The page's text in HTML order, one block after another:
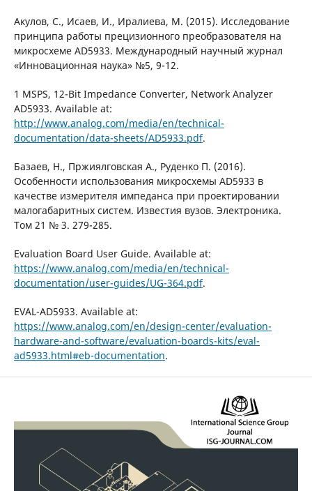
Акулов, С., Исаев, И., Иралиева, М. (2015). Исследование
принципа работы прецизионного преобразователя на
микросхеме AD5933. Международный научный журнал
«Инновационная наука» №5, 9-12.
1 MSPS, 12-Bit Impedance Converter, Network Analyzer
AD5933. Available at:
http://www.analog.com/media/en/technical-
documentation/data-sheets/AD5933.pdf.
Базаев, Н., Пржиялговская А., Руденко П. (2016).
Особенности использования микросхемы AD5933 в
качестве измерителя импеданса при проектировании
малогабаритных систем. Известия вузов. Электроника.
Том 21 № 3. 279-285.
Evaluation Board User Guide. Available at:
https://www.analog.com/media/en/technical-
documentation/user-guides/UG-364.pdf.
EVAL-AD5933. Available at:
https://www.analog.com/en/design-center/evaluation-
hardware-and-software/evaluation-boards-kits/eval-
ad5933.html#eb-documentation.